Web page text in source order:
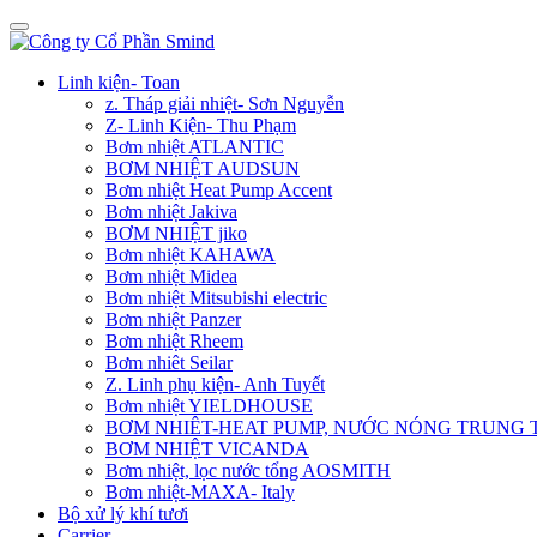
Linh kiện- Toan
z. Tháp giải nhiệt- Sơn Nguyễn
Z- Linh Kiện- Thu Phạm
Bơm nhiệt ATLANTIC
BƠM NHIỆT AUDSUN
Bơm nhiệt Heat Pump Accent
Bơm nhiệt Jakiva
BƠM NHIỆT jiko
Bơm nhiệt KAHAWA
Bơm nhiệt Midea
Bơm nhiệt Mitsubishi electric
Bơm nhiệt Panzer
Bơm nhiệt Rheem
Bơm nhiêt Seilar
Z. Linh phụ kiện- Anh Tuyết
Bơm nhiệt YIELDHOUSE
BƠM NHIÊT-HEAT PUMP, NƯỚC NÓNG TRUNG
BƠM NHIỆT VICANDA
Bơm nhiệt, lọc nước tổng AOSMITH
Bơm nhiệt-MAXA- Italy
Bộ xử lý khí tươi